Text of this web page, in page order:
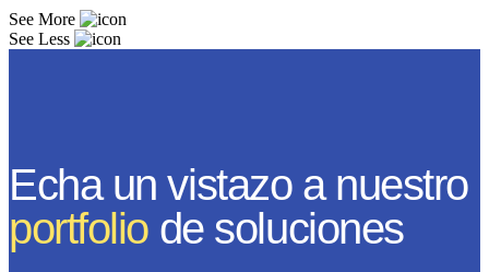
See More
See Less
Echa un vistazo a nuestro
portfolio de soluciones